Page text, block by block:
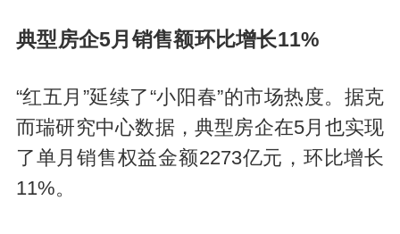
典型房企5月销售额环比增长11%
“红五月”延续了“小阳春”的市场热度。据克
而瑞研究中心数据，典型房企在5月也实现
了单月销售权益金额2273亿元，环比增长
11%。